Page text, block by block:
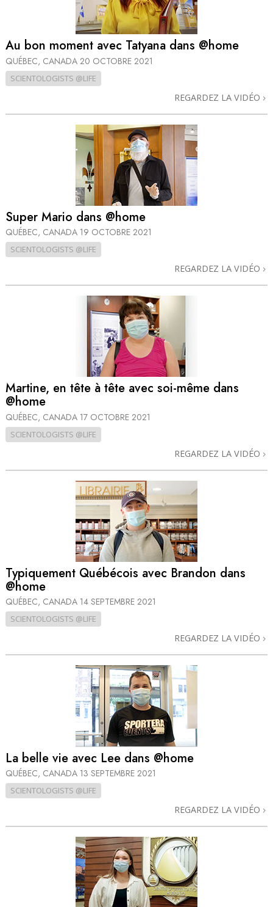
Au bon moment avec Tatyana dans @home
QUÉBEC, CANADA 20 OCTOBRE 2021
SCIENTOLOGISTS @LIFE
REGARDEZ LA VIDÉO
Super Mario dans @home
QUÉBEC, CANADA 19 OCTOBRE 2021
SCIENTOLOGISTS @LIFE
REGARDEZ LA VIDÉO
Martine, en tête à tête avec soi-même dans
@home
QUÉBEC, CANADA 17 OCTOBRE 2021
SCIENTOLOGISTS @LIFE
REGARDEZ LA VIDÉO
Typiquement Québécois avec Brandon dans
@home
QUÉBEC, CANADA 14 SEPTEMBRE 2021
SCIENTOLOGISTS @LIFE
REGARDEZ LA VIDÉO
La belle vie avec Lee dans @home
QUÉBEC, CANADA 13 SEPTEMBRE 2021
SCIENTOLOGISTS @LIFE
REGARDEZ LA VIDÉO